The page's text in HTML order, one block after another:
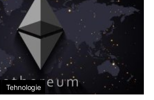
Tehnologie